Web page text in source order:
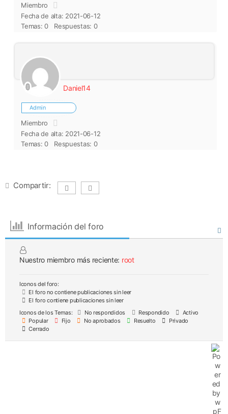
Miembro
Fecha de alta: 2021-06-12
Temas: 0
Respuestas: 0
Daniel14
Admin
Miembro
Fecha de alta: 2021-06-12
Temas: 0
Respuestas: 0
Compartir:
Información del foro
Nuestro miembro más reciente: root
Iconos del foro:
El foro no contiene publicaciones sin leer
El foro contiene publicaciones sin leer
Iconos de los Temas:
No respondidos Respondido
Activo
Popular
Fijo No aprobados Resuelto
Privado
Cerrado